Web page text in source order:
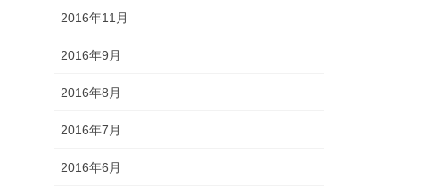
2016年11月
2016年9月
2016年8月
2016年7月
2016年6月